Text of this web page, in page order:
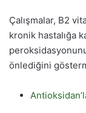
Çalışmalar, B2
kronik hastalığa
önlediğini